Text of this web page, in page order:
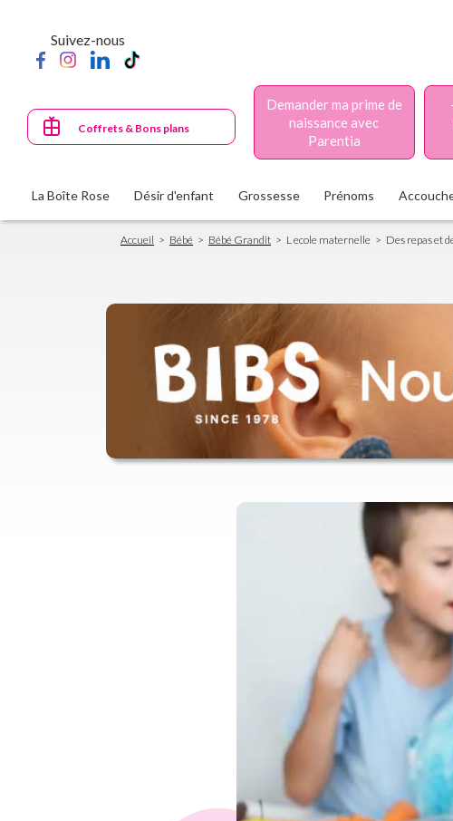
principal
Suivez-nous
Coffrets & Bons plans
Demander ma prime de
naissance avec
Parentia
La Boîte Rose Désir d'enfant Grossesse Prénoms
Fil
d'Ariane
Accueil Bébé Bébé Grandit L ecole maternelle Des repas et